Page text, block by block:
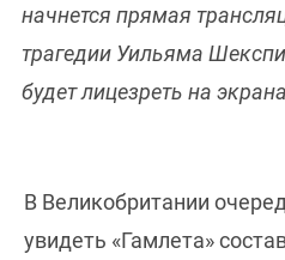
начнется прямая
трагедии Уильяма
будет лицезреть на
В Великобритании
увидеть «Гамлета»